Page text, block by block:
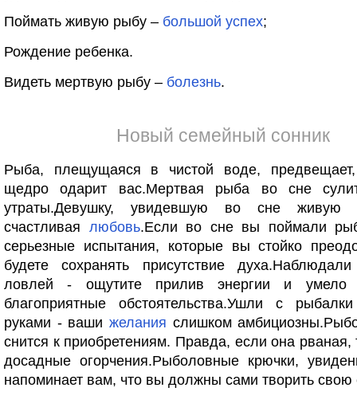
Поймать живую рыбу – большой успех;
Рождение ребенка.
Видеть мертвую рыбу – болезнь.
Новый семейный сонник
Рыба, плещущаяся в чистой воде,
щедро одарит вас.Мертвая рыба во сне
утраты.Девушку, увидевшую во сне живую
счастливая любовь.Если во сне вы поймали
серьезные испытания, которые вы стойко
будете сохранять присутствие
ловлей - ощутите прилив энергии и умело
благоприятные обстоятельства.Ушли с
руками - ваши желания слишком
снится к приобретениям. Правда, если она
досадные огорчения.Рыболовные крючки,
напоминает вам, что вы должны сами творить свою